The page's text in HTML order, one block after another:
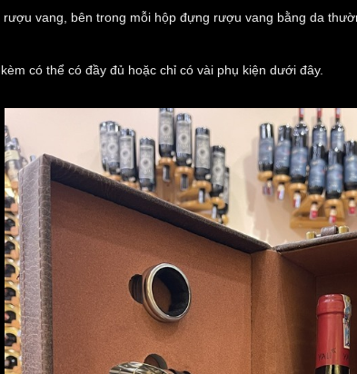
rượu vang, bên trong mỗi hộp đựng rượu vang bằng da
có thể có đầy đủ hoặc chỉ có vài phụ kiện dưới đây.